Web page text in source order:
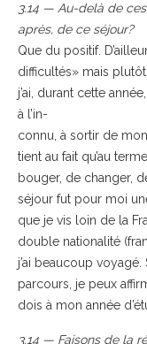
3.14 — Au-delà de
après, de ce séjour?
Que du positif.
difficultés» mais plutôt
j’ai, durant cette
à l’in-
connu, à sortir de
tient au fait qu’au
bouger, de changer,
séjour fut pour moi
que je vis loin de la
double nationalité
j’ai beaucoup
parcours, je peux
dois à mon année
3.14 — Faisons de la